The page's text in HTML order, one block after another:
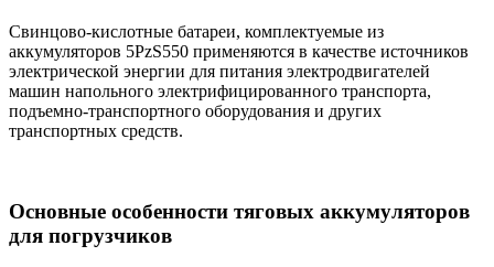
Свинцово-кислотные батареи, комплектуемые из
аккумуляторов 5PzS550 применяются в качестве источников
электрической энергии для питания электродвигателей
машин напольного электрифицированного транспорта,
подъемно-транспортного оборудования и других
транспортных средств.
Основные особенности тяговых аккумуляторов
для погрузчиков